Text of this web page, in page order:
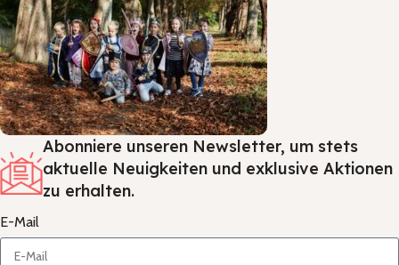
Abonniere unseren Newsletter, um stets
aktuelle Neuigkeiten und exklusive Aktionen
zu erhalten.
E-Mail